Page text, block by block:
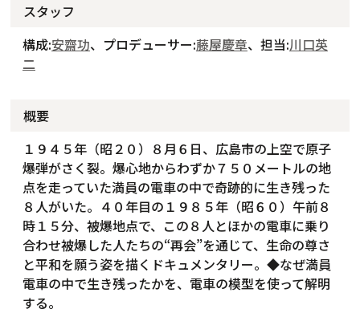
スタッフ
構成:安齋功、プロデューサー:藤屋慶章、担当:川口英
二
概要
１９４５年（昭２０）８月６日、広島市の上空で原子
爆弾がさく裂。爆心地からわずか７５０メートルの地
点を走っていた満員の電車の中で奇跡的に生き残った
８人がいた。４０年目の１９８５年（昭６０）午前８
時１５分、被爆地点で、この８人とほかの電車に乗り
合わせ被爆した人たちの“再会”を通じて、生命の尊さ
と平和を願う姿を描くドキュメンタリー。◆なぜ満員
電車の中で生き残ったかを、電車の模型を使って解明
する。